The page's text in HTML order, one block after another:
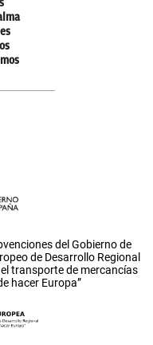
del Gobierno de
de Desarrollo Regional
transporte de mercancías
hacer Europa”